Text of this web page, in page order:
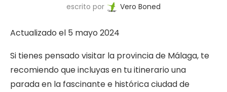
escrito por Vero Boned
Actualizado el 5 mayo 2024
Si tienes pensado visitar la provincia de Málaga, te
recomiendo que incluyas en tu itinerario una
parada en la fascinante e histórica ciudad de